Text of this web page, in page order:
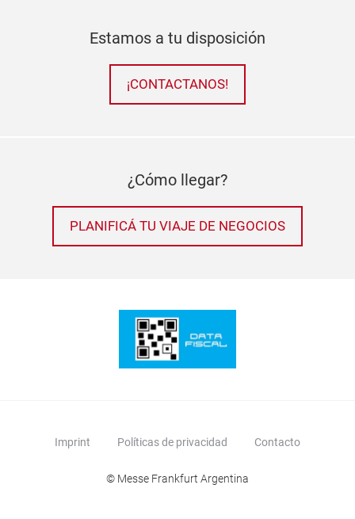
Estamos a tu disposición
¡CONTACTANOS!
¿Cómo llegar?
PLANIFICÁ TU VIAJE DE NEGOCIOS
Imprint Políticas de privacidad Contacto
© Messe Frankfurt Argentina